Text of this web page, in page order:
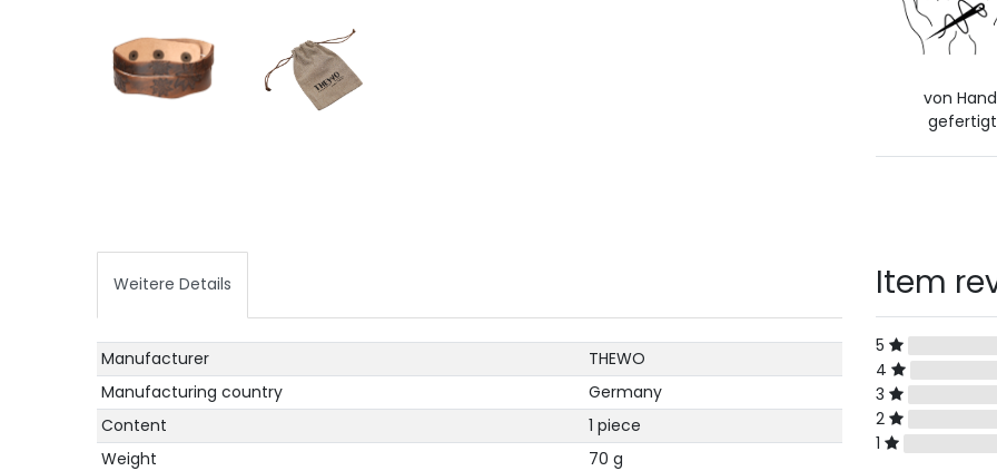
von Hand
gefertigt
Weitere Details
Technical
characteristic
Value
Manufacturer
THEWO
Manufacturing country
Germany
Content
1 piece
Weight
70 g
Item
5
4
3
2
1